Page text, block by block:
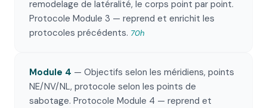
remodelage de latéralité, le corps point par point.
Protocole Module 3 — reprend et enrichit les
protocoles précédents. 70h
Module 4 — Objectifs selon les méridiens, points
NE/NV/NL, protocole selon les points de
sabotage. Protocole Module 4 — reprend et